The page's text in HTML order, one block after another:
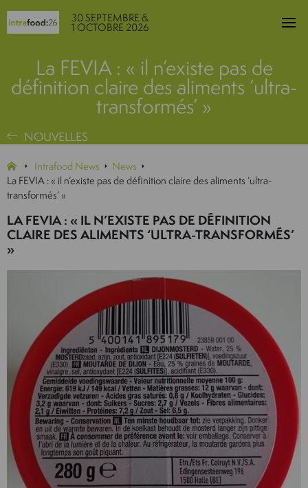
30 SEPTEMBRE &
1 OCTOBRE 2026
La FEVIA : « il n’existe pas de
définition claire des aliments ‘ultra-
transformés’ »
NOUVELLES
Intrafood News
News
La FEVIA : « il n’existe pas de définition claire des aliments ‘ultra-
transformés’ »
LA FEVIA : « IL N’EXISTE PAS DE DÉFINITION
CLAIRE DES ALIMENTS ‘ULTRA-TRANSFORMÉS’
»